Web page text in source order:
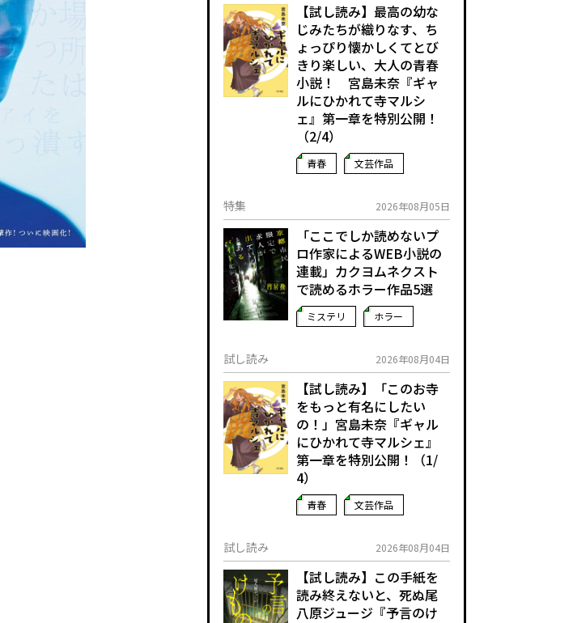
【試し読み】最高の幼な
じみたちが織りなす、ち
ょっぴり懐かしくてとび
きり楽しい、大人の青春
小説！ 宮島未奈『ギャ
ルにひかれて寺マルシ
ェ』第一章を特別公開！
（2/4）
青春 文芸作品
特集 2026年08月05日
「ここでしか読めないプ
ロ作家によるWEB小説の
連載」――カクヨムネクスト
で読めるホラー作品5選
ミステリ ホラー
試し読み 2026年08月04日
【試し読み】「このお寺
をもっと有名にしたい
の！」宮島未奈『ギャル
にひかれて寺マルシェ』
第一章を特別公開！（1/
4）
青春 文芸作品
試し読み 2026年08月04日
【試し読み】この手紙を
読み終えないと、死ぬ――尾
八原ジュージ『予言のけ